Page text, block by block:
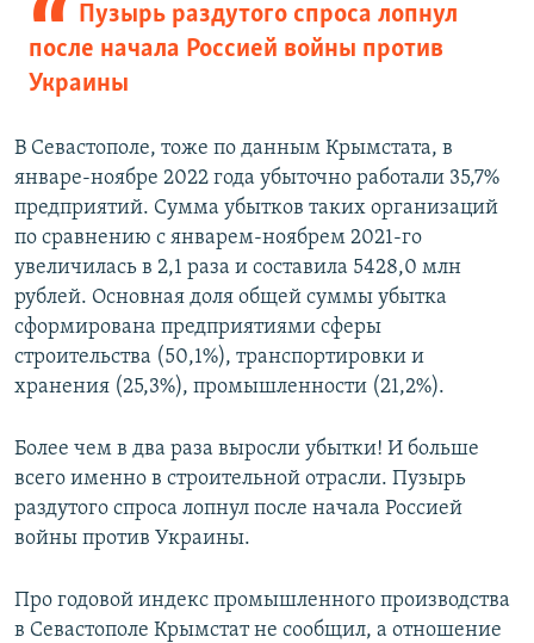
Пузырь раздутого спроса лопнул
после начала Россией войны против
Украины
В Севастополе, тоже по данным Крымстата, в
январе-ноябре 2022 года убыточно работали 35,7%
предприятий. Сумма убытков таких организаций
по сравнению с январем-ноябрем 2021-го
увеличилась в 2,1 раза и составила 5428,0 млн
рублей. Основная доля общей суммы убытка
сформирована предприятиями сферы
строительства (50,1%), транспортировки и
хранения (25,3%), промышленности (21,2%).
Более чем в два раза выросли убытки! И больше
всего именно в строительной отрасли. Пузырь
раздутого спроса лопнул после начала Россией
войны против Украины.
Про годовой индекс промышленного производства
в Севастополе Крымстат не сообщил, а отношение